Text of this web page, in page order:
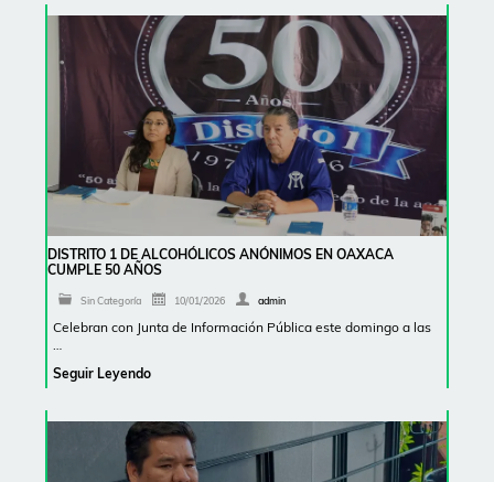
DISTRITO 1 DE ALCOHÓLICOS ANÓNIMOS EN OAXACA
CUMPLE 50 AÑOS
Sin Categoría 10/01/2026 admin
Celebran con Junta de Información Pública este domingo a las
…
Seguir Leyendo